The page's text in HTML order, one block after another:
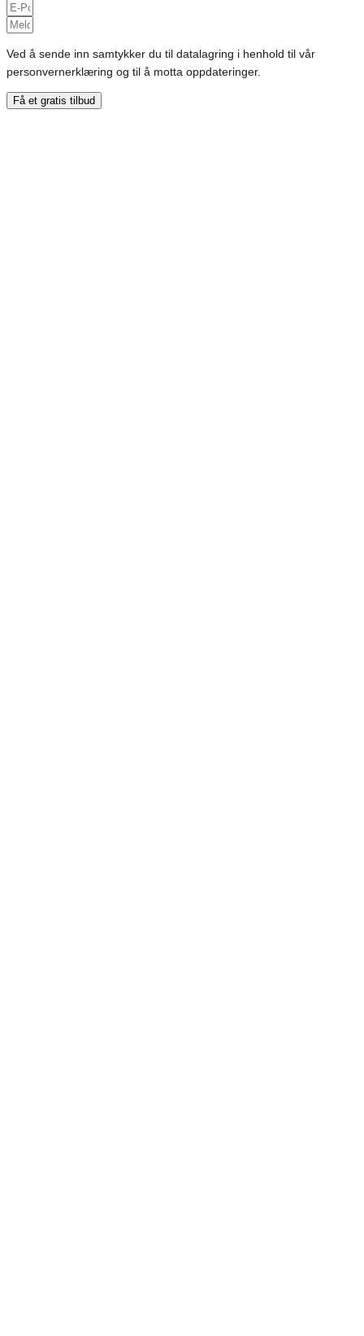
Ved å sende inn samtykker du til datalagring i henhold til vår
personvernerklæring og til å motta oppdateringer.
Få et gratis tilbud